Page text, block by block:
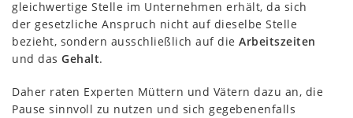
gleichwertige Stelle im Unternehmen erhält, da sich
der gesetzliche Anspruch nicht auf dieselbe Stelle
bezieht, sondern ausschließlich auf die Arbeitszeiten
und das Gehalt.
Daher raten Experten Müttern und Vätern dazu an, die
Pause sinnvoll zu nutzen und sich gegebenenfalls